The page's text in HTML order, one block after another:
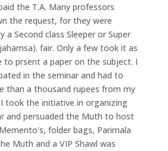
the T.A. Many professors
the request, for they were
a Second class Sleeper or Super
fair. Only a few took it as
to prsent a paper on the subject. I
in the seminar and had to
than a thousand rupees from my
took the initiative in organizing
and persuaded the Muth to host
folder bags, Parimala
Muth and a VIP Shawl was